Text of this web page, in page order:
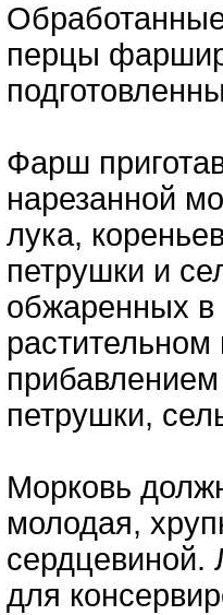
перцы
Фарш
нарезанной
лука,
петрушки и
обжаренных
петрушки,
Морковь
молодая,
сердцевиной.
для